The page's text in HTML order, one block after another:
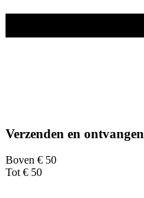
Verzenden en ontvangen
Boven € 50
Tot € 50